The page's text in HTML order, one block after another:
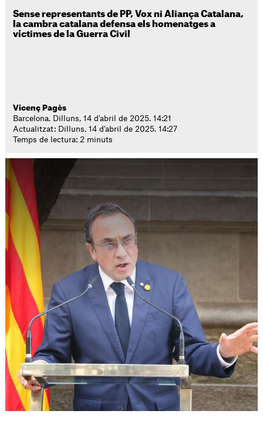
Sense representants de PP, Vox ni Aliança Catalana,
la cambra catalana defensa els homenatges a
víctimes de la Guerra Civil
Vicenç Pagès
Barcelona. Dilluns, 14 d'abril de 2025. 14:21
Actualitzat: Dilluns, 14 d'abril de 2025. 14:27
Temps de lectura: 2 minuts